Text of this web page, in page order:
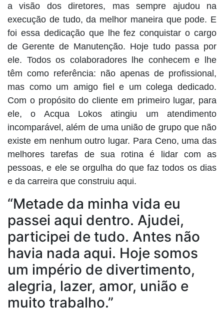
a visão dos diretores, mas sempre ajudou na
execução de tudo, da melhor maneira que pode. E
foi essa dedicação que lhe fez conquistar o cargo
de Gerente de Manutenção. Hoje tudo passa por
ele. Todos os colaboradores lhe conhecem e lhe
têm como referência: não apenas de profissional,
mas como um amigo fiel e um colega dedicado.
Com o propósito do cliente em primeiro lugar, para
ele, o Acqua Lokos atingiu um atendimento
incomparável, além de uma união de grupo que não
existe em nenhum outro lugar. Para Ceno, uma das
melhores tarefas de sua rotina é lidar com as
pessoas, e ele se orgulha do que faz todos os dias
e da carreira que construiu aqui.
“Metade da minha vida eu
passei aqui dentro. Ajudei,
participei de tudo. Antes não
havia nada aqui. Hoje somos
um império de divertimento,
alegria, lazer, amor, união e
muito trabalho.”